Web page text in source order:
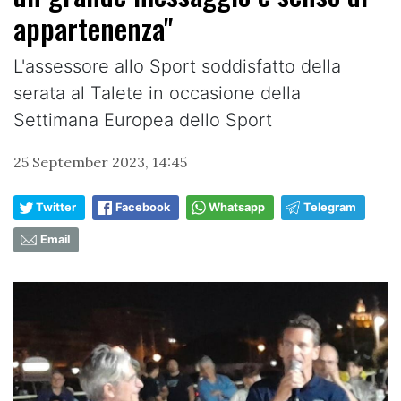
appartenenza"
L'assessore allo Sport soddisfatto della
serata al Talete in occasione della
Settimana Europea dello Sport
25 September 2023, 14:45
Twitter Facebook Whatsapp Telegram
Email